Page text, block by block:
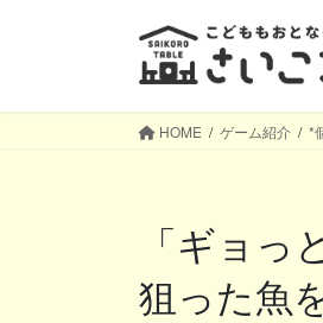
HOME ゲーム紹介 *
「ギョっと」─ライバルとの読み合いを制して、
狙った魚